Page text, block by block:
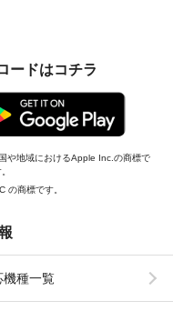
ードはコチラ
や地域におけるApple Inc.の商標で
の商標です。
機種一覧